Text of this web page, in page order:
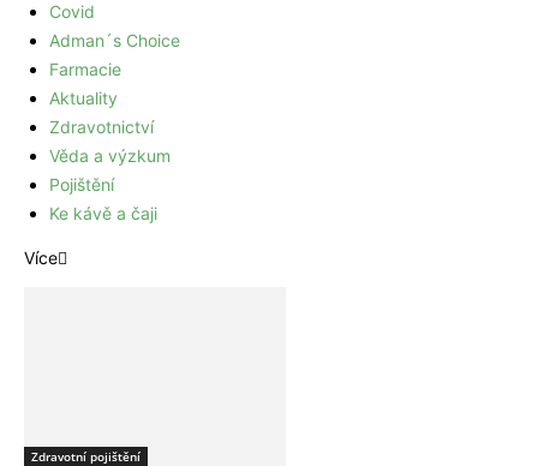
Covid
Adman´s Choice
Farmacie
Aktuality
Zdravotnictví
Věda a výzkum
Pojištění
Ke kávě a čaji
Více
Zdravotní pojištění